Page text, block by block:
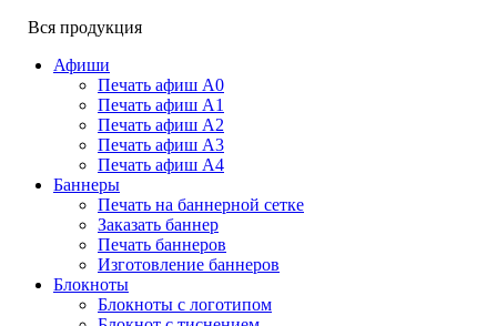
Вся продукция
Афиши
Печать афиш А0
Печать афиш А1
Печать афиш А2
Печать афиш А3
Печать афиш А4
Баннеры
Печать на баннерной сетке
Заказать баннер
Печать баннеров
Изготовление баннеров
Блокноты
Блокноты с логотипом